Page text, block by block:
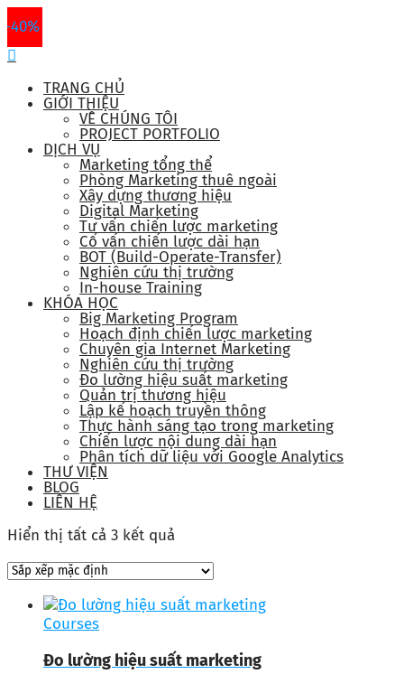
TRANG CHỦ
GIỚI THIỆU
VỀ CHÚNG TÔI
PROJECT PORTFOLIO
DỊCH VỤ
Marketing tổng thể
Phòng Marketing thuê ngoài
Xây dựng thương hiệu
Digital Marketing
Tư vấn chiến lược marketing
Cố vấn chiến lược dài hạn
BOT (Build-Operate-Transfer)
Nghiên cứu thị trường
In-house Training
KHÓA HỌC
Big Marketing Program
Hoạch định chiến lược marketing
Chuyên gia Internet Marketing
Nghiên cứu thị trường
Đo lường hiệu suất marketing
Quản trị thương hiệu
Lập kế hoạch truyền thông
Thực hành sáng tạo trong marketing
Chiến lược nội dung dài hạn
Phân tích dữ liệu với Google Analytics
THƯ VIỆN
BLOG
LIÊN HỆ
Hiển thị tất cả 3 kết quả
Courses
Đo lường hiệu suất marketing
-40%